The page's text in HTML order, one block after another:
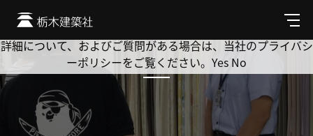
メ
ニ
ュ
Cookie を使用して、お客様の活動を追跡してもよろしいです
か? 当社ではお客様のプライバシーを極めて重視しています。
詳細について、およびご質問がある場合は、当社のプライバシ
ーポリシーをご覧ください。 Yes No